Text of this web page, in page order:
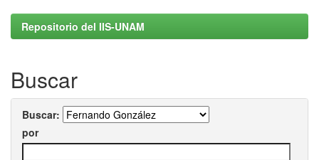
Repositorio del IIS-UNAM
Buscar
Buscar:
por